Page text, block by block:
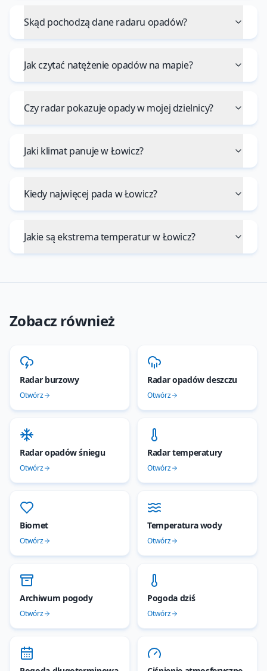
Skąd pochodzą dane radaru opadów?
Jak czytać natężenie opadów na mapie?
Czy radar pokazuje opady w mojej dzielnicy?
Jaki klimat panuje w Łowicz?
Kiedy najwięcej pada w Łowicz?
Jakie są ekstrema temperatur w Łowicz?
Zobacz również
Radar burzowy
Otwórz
Radar opadów deszczu
Otwórz
Radar opadów śniegu
Otwórz
Radar temperatury
Otwórz
Biomet
Otwórz
Temperatura wody
Otwórz
Archiwum pogody
Otwórz
Pogoda dziś
Otwórz